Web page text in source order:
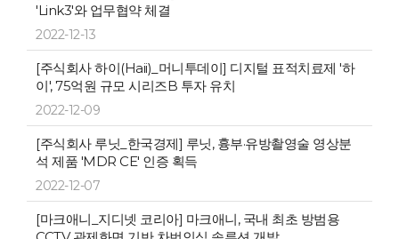
'Link3'와 업무협약 체결
2022-12-13
[주식회사 하이(Haii)_머니투데이] 디지털 표적치료제 '하
이', 75억원 규모 시리즈B 투자 유치
2022-12-09
[주식회사 루닛_한국경제] 루닛, 흉부·유방촬영술 영상분
석 제품 'MDR CE' 인증 획득
2022-12-07
[마크애니_지디넷 코리아] 마크애니, 국내 최초 방범용